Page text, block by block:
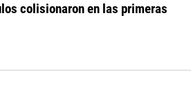
colisionaron en las primeras